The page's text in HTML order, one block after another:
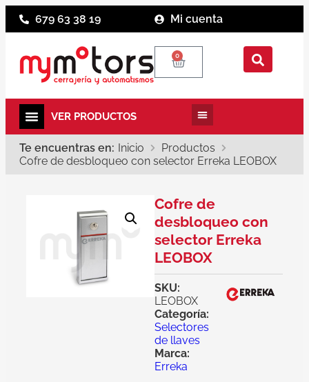
679 63 38 19 Mi cuenta
0
Te encuentras en: Inicio
Productos
Cofre de desbloqueo con selector Erreka LEOBOX
Cofre de
desbloqueo con
selector Erreka
LEOBOX
SKU:
LEOBOX
Categoría:
Selectores
de llaves
Marca:
Erreka